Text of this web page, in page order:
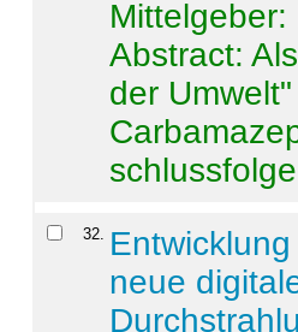
Abstract:
der
32.
neue